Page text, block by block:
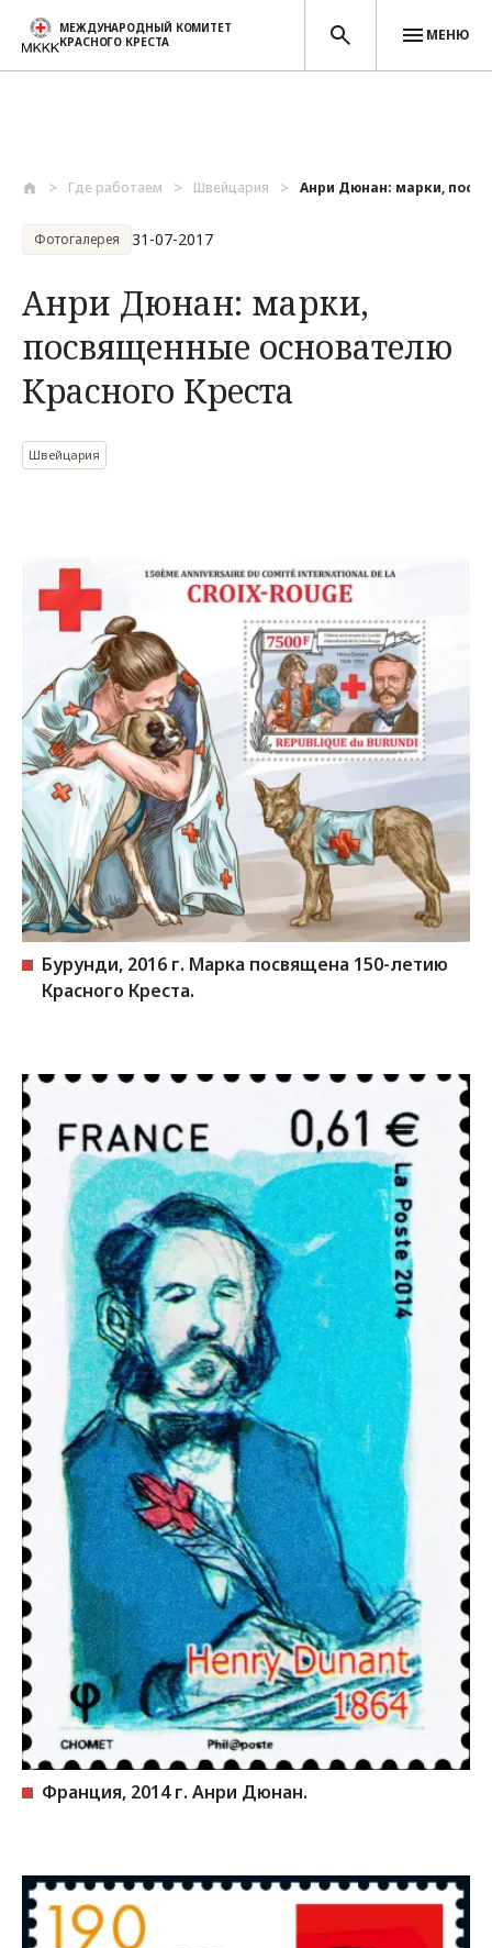
МЕЖДУНАРОДНЫЙ КОМИТЕТ
КРАСНОГО КРЕСТА
МЕНЮ
Где работаем Швейцария Анри Дюнан: марки,
Фотогалерея 31-07-2017
Анри Дюнан: марки,
посвященные основателю
Красного Креста
Швейцария
Бурунди, 2016 г. Марка посвящена 150-летию
Красного Креста.
Франция, 2014 г. Анри Дюнан.